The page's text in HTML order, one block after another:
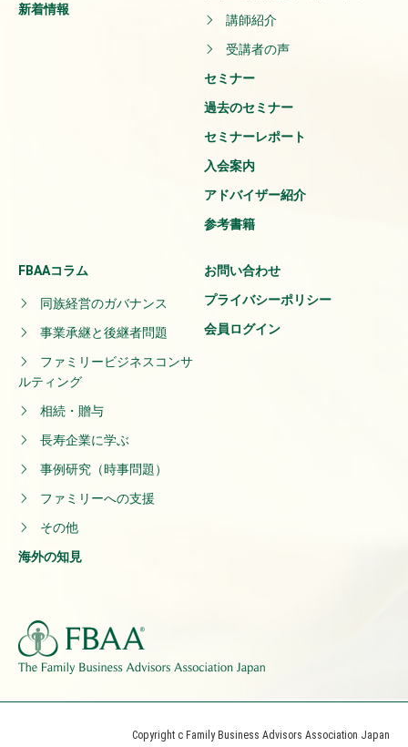
新着情報
講師紹介
受講者の声
セミナー
過去のセミナー
セミナーレポート
入会案内
アドバイザー紹介
参考書籍
FBAAコラム
同族経営のガバナンス
事業承継と後継者問題
ファミリービジネスコンサ
ルティング
相続・贈与
長寿企業に学ぶ
事例研究（時事問題）
ファミリーへの支援
その他
海外の知見
お問い合わせ
プライバシーポリシー
会員ログイン
Copyright c Family Business Advisors Association Japan